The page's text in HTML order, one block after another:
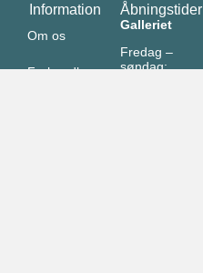
Information
Om os
Forhandlere
Åbningstider
Galleriet
Fredag –
søndag: